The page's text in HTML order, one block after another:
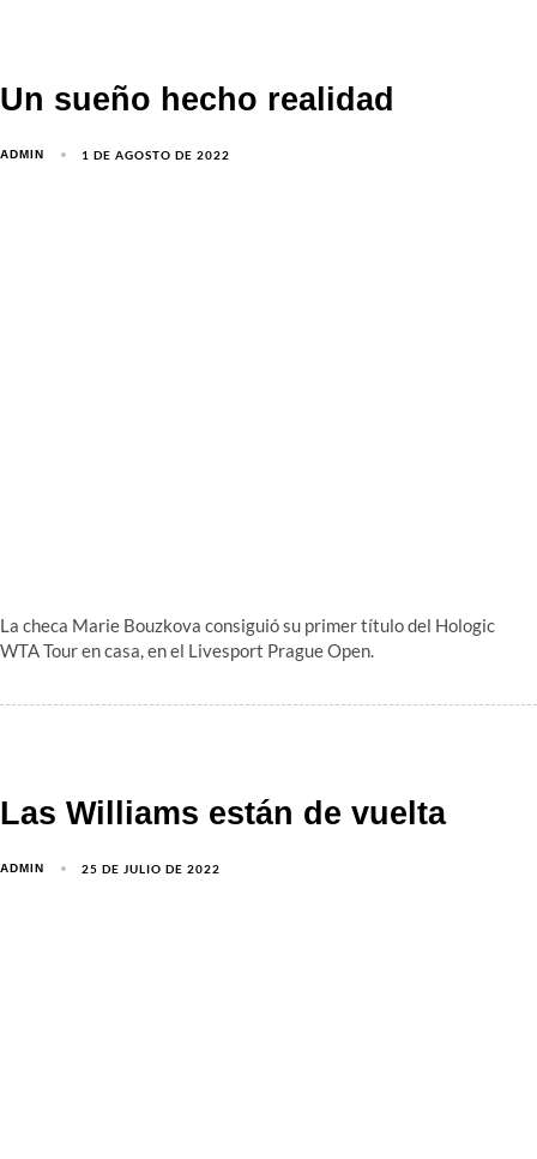
Un sueño hecho realidad
ADMIN 1 DE AGOSTO DE 2022
La checa Marie Bouzkova consiguió su primer título del Hologic
WTA Tour en casa, en el Livesport Prague Open.
Las Williams están de vuelta
ADMIN 25 DE JULIO DE 2022